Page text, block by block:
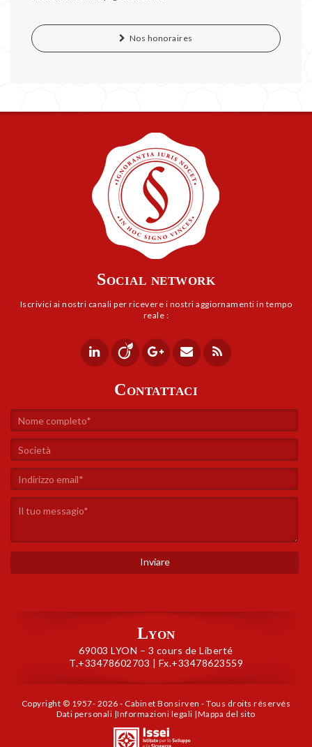
Nos honoraires
Social network
Iscrivici ai nostri canali per ricevere i nostri aggiornamenti in tempo
reale :
Contattaci
Lyon
69003 LYON – 3 cours de Liberté
T.+33478602703 | Fx.+33478623559
Copyright © 1957- 2026 - Cabinet Bonsirven - Tous droits réservés
Dati personali |Informazioni legali |Mappa del sito